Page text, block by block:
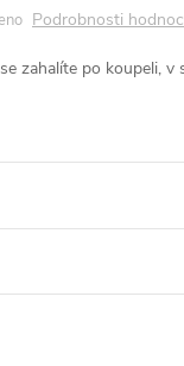
Podrobnosti
zahalíte po koupeli,